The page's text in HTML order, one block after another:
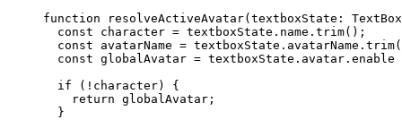
function resolveActiveAvatar(textboxState :
const character = textboxState . name . trim();
const avatarName = textboxState . avatarName . trim
const globalAvatar = textboxState . avatar . enable
if ( ! character) {
return globalAvatar;
}